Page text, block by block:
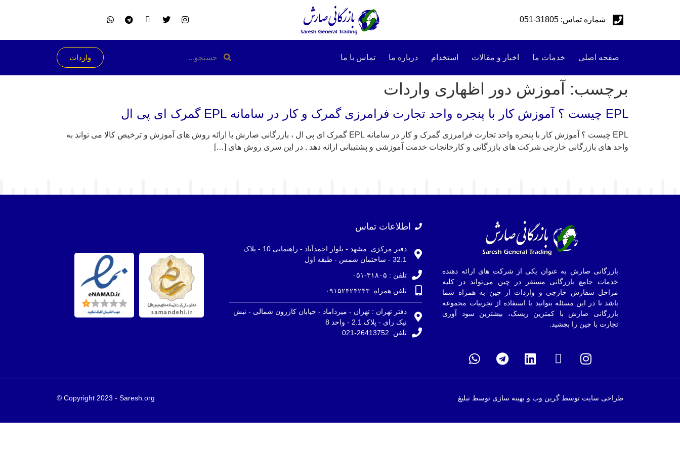
شماره تماس: 31805-051
صفحه اصلی خدمات ما اخبار و مقالات استخدام درباره ما تماس با ما واردات
برچسب: آموزش دور اظهاری واردات
EPL چیست ؟ آموزش کار با پنجره واحد تجارت فرامرزی گمرک و کار در سامانه EPL گمرک ای پی ال
EPL چیست ؟ آموزش کار با پنجره واحد تجارت فرامرزی گمرک و کار در سامانه EPL گمرک ای پی ال ، بازرگانی صارش با ارائه روش های آموزش و ترخیص کالا می تواند به
واحد های بازرگانی خارجی شرکت های بازرگانی و کارخانجات خدمت آموزشی و پشتیبانی ارائه دهد . در این سری روش های […]
بازرگانی صارش به عنوان یکی از شرکت های ارائه دهنده
خدمات جامع بازرگانی مستقر در چین می‌تواند در کلیه
مراحل سفارش خارجی و واردات از چین به همراه شما
باشد تا در این مسئله بتوانید با استفاده از تجربیات مجموعه
بازرگانی صارش با کمترین ریسک، بیشترین سود آوری
تجارت با چین را بچشید.
اطلاعات تماس
دفتر مرکزی: مشهد - بلوار احمدآباد - راهنمایی 10 - پلاک
32.1 - ساختمان شمس - طبقه اول
تلفن : ۳۱۸۰۵-۰۵۱
تلفن همراه: ۰۹۱۵۲۴۲۴۲۴۳
دفتر تهران : تهران - میرداماد - خیابان کازرون شمالی - نبش
نیک رای - پلاک 2.1 - واحد 8
تلفن: 26413752-021
طراحی سایت توسط گرین وب و بهینه سازی توسط تبلیغ Copyright 2023 - Saresh.org ©